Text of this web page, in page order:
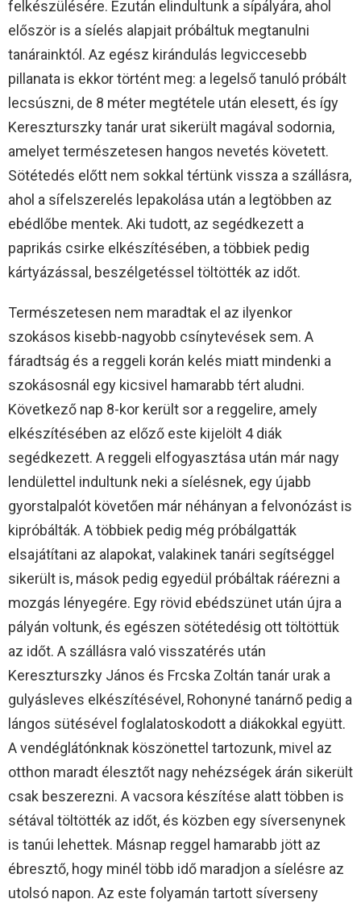
felkészülésére. Ezután elindultunk a sípályára, ahol
először is a síelés alapjait próbáltuk megtanulni
tanárainktól. Az egész kirándulás legviccesebb
pillanata is ekkor történt meg: a legelső tanuló próbált
lecsúszni, de 8 méter megtétele után elesett, és így
Kereszturszky tanár urat sikerült magával sodornia,
amelyet természetesen hangos nevetés követett.
Sötétedés előtt nem sokkal tértünk vissza a szállásra,
ahol a sífelszerelés lepakolása után a legtöbben az
ebédlőbe mentek. Aki tudott, az segédkezett a
paprikás csirke elkészítésében, a többiek pedig
kártyázással, beszélgetéssel töltötték az időt.
Természetesen nem maradtak el az ilyenkor
szokásos kisebb-nagyobb csínytevések sem. A
fáradtság és a reggeli korán kelés miatt mindenki a
szokásosnál egy kicsivel hamarabb tért aludni.
Következő nap 8-kor került sor a reggelire, amely
elkészítésében az előző este kijelölt 4 diák
segédkezett. A reggeli elfogyasztása után már nagy
lendülettel indultunk neki a síelésnek, egy újabb
gyorstalpalót követően már néhányan a felvonózást is
kipróbálták. A többiek pedig még próbálgatták
elsajátítani az alapokat, valakinek tanári segítséggel
sikerült is, mások pedig egyedül próbáltak ráérezni a
mozgás lényegére. Egy rövid ebédszünet után újra a
pályán voltunk, és egészen sötétedésig ott töltöttük
az időt. A szállásra való visszatérés után
Kereszturszky János és Frcska Zoltán tanár urak a
gulyásleves elkészítésével, Rohonyné tanárnő pedig a
lángos sütésével foglalatoskodott a diákokkal együtt.
A vendéglátónknak köszönettel tartozunk, mivel az
otthon maradt élesztőt nagy nehézségek árán sikerült
csak beszerezni. A vacsora készítése alatt többen is
sétával töltötték az időt, és közben egy síversenynek
is tanúi lehettek. Másnap reggel hamarabb jött az
ébresztő, hogy minél több idő maradjon a síelésre az
utolsó napon. Az este folyamán tartott síverseny